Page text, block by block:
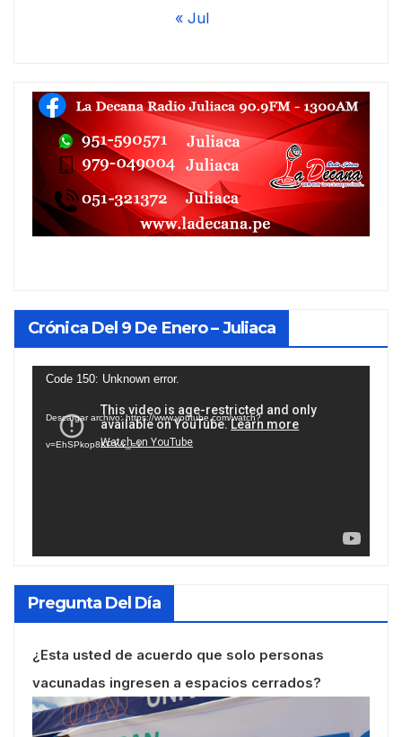
« Jul
Crónica Del 9 De Enero – Juliaca
Reproductor
vídeo
Code 150: Unknown error.
Descargar archivo: https://www.youtube.com/watch?
v=EhSPkop8KPY&_=1
Pregunta Del Día
¿Esta usted de acuerdo que solo personas
vacunadas ingresen a espacios cerrados?